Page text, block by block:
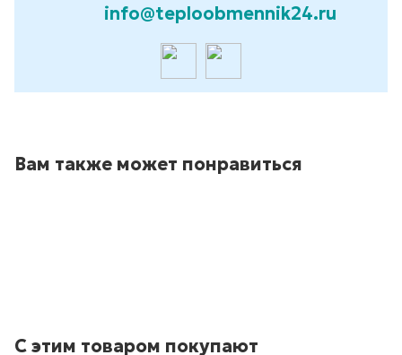
info@teploobmennik24.ru
Вам также может понравиться
С этим товаром покупают